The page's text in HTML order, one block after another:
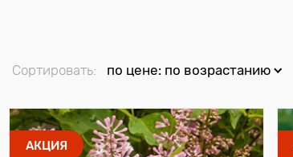
Сортировать: по цене: по возрастанию
АКЦИЯ